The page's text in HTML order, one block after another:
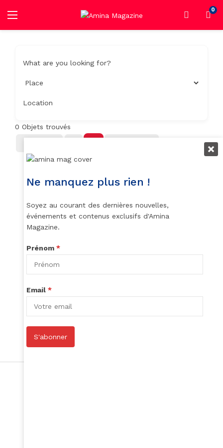
0
What are you looking for?
Location
0 Objets trouvés
Ne manquez plus rien !
Soyez au courant des dernières nouvelles,
événements et contenus exclusifs d'Amina
Magazine.
Prénom *
Email *
S'abonner